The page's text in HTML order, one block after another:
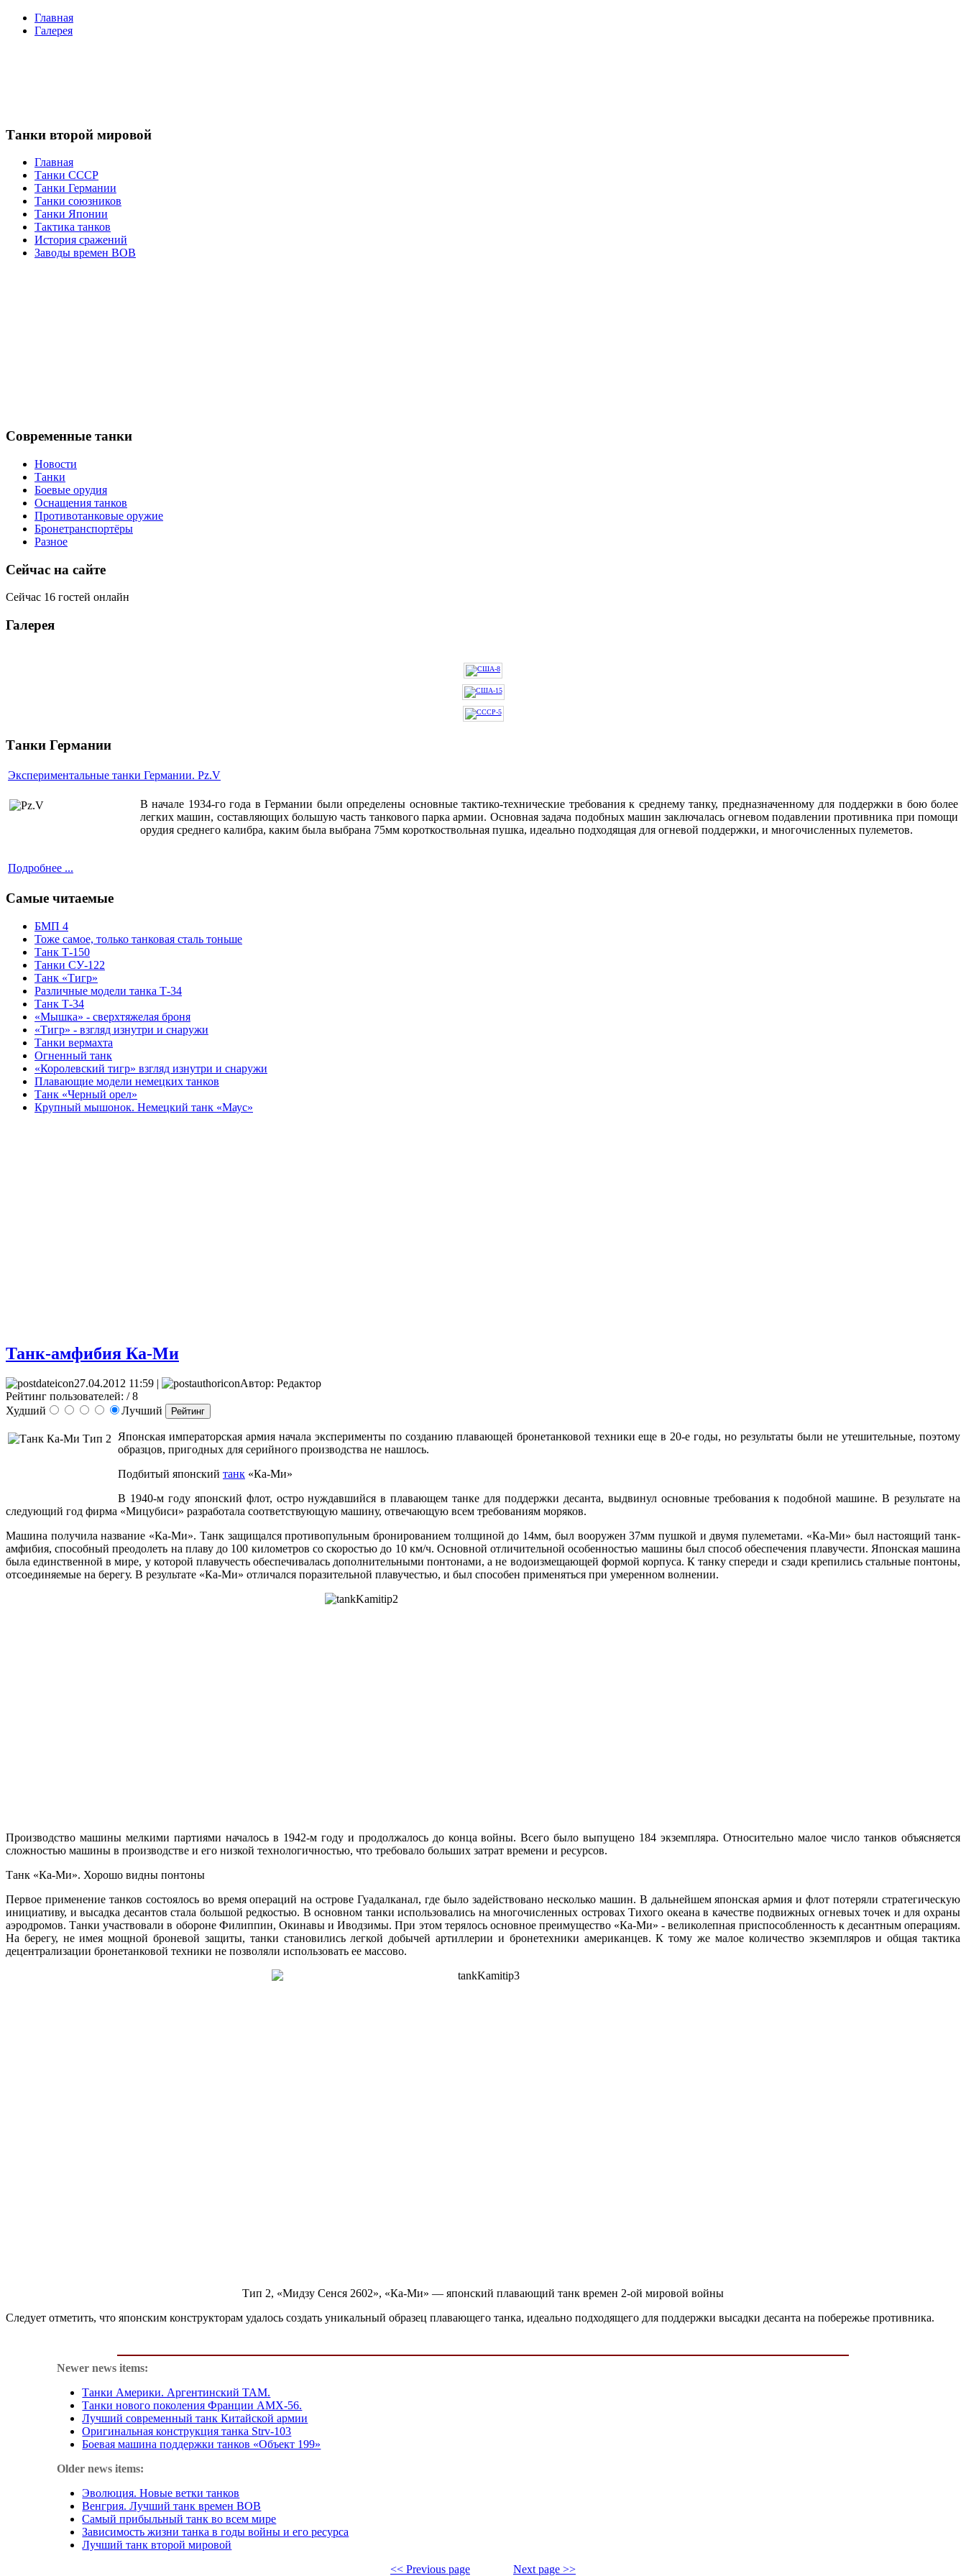
Главная
Галерея
Танки второй мировой
Главная
Танки СССР
Танки Германии
Танки союзников
Танки Японии
Тактика танков
История сражений
Заводы времен ВОВ
Современные танки
Новости
Танки
Боевые орудия
Оснащения танков
Противотанковые оружие
Бронетранспортёры
Разное
Сейчас на сайте
Сейчас 16 гостей онлайн
Галерея
Танки Германии
Экспериментальные танки Германии. Pz.V
В начале 1934-го года в Германии были определены основные тактико-технические требования к среднему танку, предназначенному для поддержки в бою более
легких машин, составляющих большую часть танкового парка армии. Основная задача подобных машин заключалась огневом подавлении противника при помощи
орудия среднего калибра, каким была выбрана 75мм короткоствольная пушка, идеально подходящая для огневой поддержки, и многочисленных пулеметов.
Подробнее ...
Самые читаемые
БМП 4
Тоже самое, только танковая сталь тоньше
Танк Т-150
Танки СУ-122
Танк «Тигр»
Различные модели танка Т-34
Танк Т-34
«Мышка» - сверхтяжелая броня
«Тигр» - взгляд изнутри и снаружи
Танки вермахта
Огненный танк
«Королевский тигр» взгляд изнутри и снаружи
Плавающие модели немецких танков
Танк «Черный орел»
Крупный мышонок. Немецкий танк «Маус»
Танк-амфибия Ка-Ми
27.04.2012 11:59 |
Автор: Редактор
Рейтинг пользователей: / 8
Худший
Лучший
Японская императорская армия начала эксперименты по созданию плавающей бронетанковой техники еще в 20-е годы, но результаты были не утешительные, поэтому
образцов, пригодных для серийного производства не нашлось.
Подбитый японский танк «Ка-Ми»
В 1940-м году японский флот, остро нуждавшийся в плавающем танке для поддержки десанта, выдвинул основные требования к подобной машине. В результате на
следующий год фирма «Мицубиси» разработала соответствующую машину, отвечающую всем требованиям моряков.
Машина получила название «Ка-Ми». Танк защищался противопульным бронированием толщиной до 14мм, был вооружен 37мм пушкой и двумя пулеметами. «Ка-Ми» был настоящий танк-
амфибия, способный преодолеть на плаву до 100 километров со скоростью до 10 км/ч. Основной отличительной особенностью машины был способ обеспечения плавучести. Японская машина
была единственной в мире, у которой плавучесть обеспечивалась дополнительными понтонами, а не водоизмещающей формой корпуса. К танку спереди и сзади крепились стальные понтоны,
отсоединяемые на берегу. В результате «Ка-Ми» отличался поразительной плавучестью, и был способен применяться при умеренном волнении.
Производство машины мелкими партиями началось в 1942-м году и продолжалось до конца войны. Всего было выпущено 184 экземпляра. Относительно малое число танков объясняется
сложностью машины в производстве и его низкой технологичностью, что требовало больших затрат времени и ресурсов.
Танк «Ка-Ми». Хорошо видны понтоны
Первое применение танков состоялось во время операций на острове Гуадалканал, где было задействовано несколько машин. В дальнейшем японская армия и флот потеряли стратегическую
инициативу, и высадка десантов стала большой редкостью. В основном танки использовались на многочисленных островах Тихого океана в качестве подвижных огневых точек и для охраны
аэродромов. Танки участвовали в обороне Филиппин, Окинавы и Иводзимы. При этом терялось основное преимущество «Ка-Ми» - великолепная приспособленность к десантным операциям.
На берегу, не имея мощной броневой защиты, танки становились легкой добычей артиллерии и бронетехники американцев. К тому же малое количество экземпляров и общая тактика
децентрализации бронетанковой техники не позволяли использовать ее массово.
Тип 2, «Мидзу Сенся 2602», «Ка-Ми» — японский плавающий танк времен 2-ой мировой войны
Следует отметить, что японским конструкторам удалось создать уникальный образец плавающего танка, идеально подходящего для поддержки высадки десанта на побережье противника.
Newer news items:
Танки Америки. Аргентинский ТАМ.
Танки нового поколения Франции АМХ-56.
Лучший современный танк Китайской армии
Оригинальная конструкция танка Strv-103
Боевая машина поддержки танков «Объект 199»
Older news items:
Эволюция. Новые ветки танков
Венгрия. Лучший танк времен ВОВ
Самый прибыльный танк во всем мире
Зависимость жизни танка в годы войны и его ресурса
Лучший танк второй мировой
<< Previous page
Next page >>